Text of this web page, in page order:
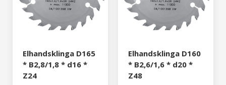
Elhandsklinga D165
* B2,8/1,8 * d16 *
Z24
Elhandsklinga D160
* B2,6/1,6 * d20 *
Z48